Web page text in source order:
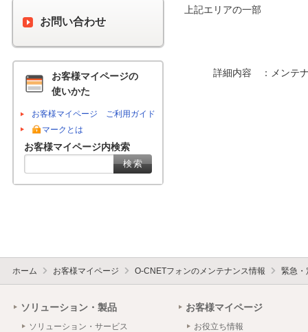
上記エリアの一部
詳細内容　：メンテナ
お問い合わせ
お客様マイページの
使いかた
お客様マイページ ご利用ガイド
マークとは
お客様マイページ内検索
ホーム お客様マイページ O-CNETフォンのメンテナンス情報 緊急・
ソリューション・製品
ソリューション・サービス
お客様マイページ
お役立ち情報